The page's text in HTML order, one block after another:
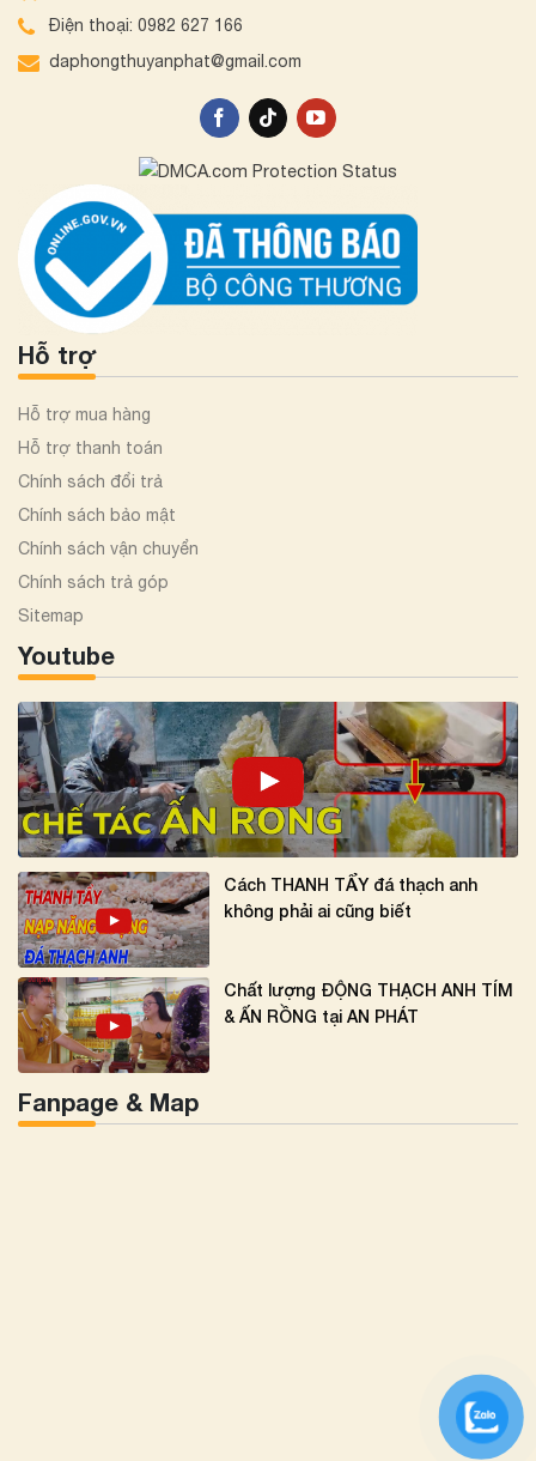
Điện thoại: 0982 627 166
daphongthuyanphat@gmail.com
Hỗ trợ
Hỗ trợ mua hàng
Hỗ trợ thanh toán
Chính sách đổi trả
Chính sách bảo mật
Chính sách vận chuyển
Chính sách trả góp
Sitemap
Youtube
Cách THANH TẨY đá thạch anh
không phải ai cũng biết
Chất lượng ĐỘNG THẠCH ANH TÍM
& ẤN RỒNG tại AN PHÁT
Fanpage & Map